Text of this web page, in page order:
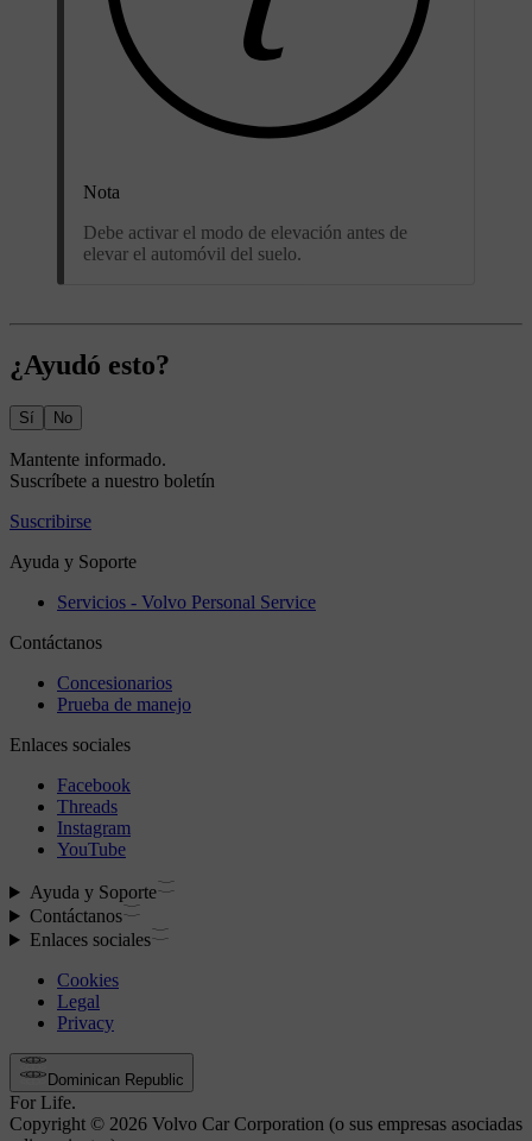
Nota
Debe activar el modo de elevación antes de
elevar el automóvil del suelo.
¿Ayudó esto?
Sí No